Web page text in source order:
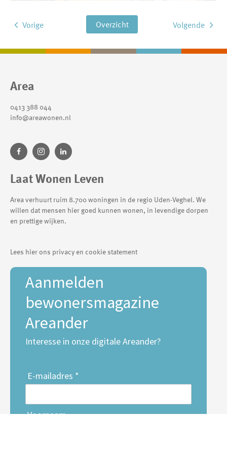
Volgende
Overzicht
Vorige
Contactinformatie
Area
0413 388 044
info@areawonen.nl
Laat Wonen Leven
Area verhuurt ruim 8.700 woningen in de regio Uden-Veghel. We
willen dat mensen hier goed kunnen wonen, in levendige dorpen
en prettige wijken.
Lees hier ons privacy en cookie statement
Aanmelden
bewonersmagazine
Areander
Interesse in onze digitale Areander?
E-mailadres *
Voornaam